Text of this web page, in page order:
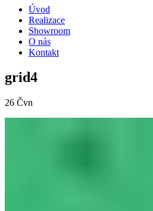
Úvod
Realizace
Showroom
O nás
Kontakt
grid4
26 Čvn